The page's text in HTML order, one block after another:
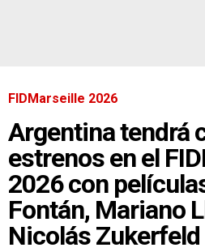
FIDMarseille 2026
Argentina tendrá
estrenos en el
2026 con
Fontán, Mariano
Nicolás Zukerfeld